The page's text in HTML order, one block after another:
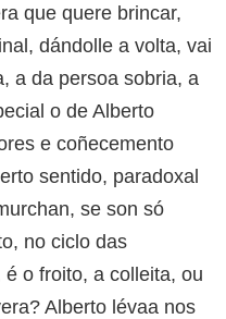
que quere brincar,
dándolle a volta, vai
a da persoa sobria, a
o de Alberto
e coñecemento
sentido, paradoxal
se son só
no ciclo das
o froito, a colleita, ou
Alberto lévaa nos